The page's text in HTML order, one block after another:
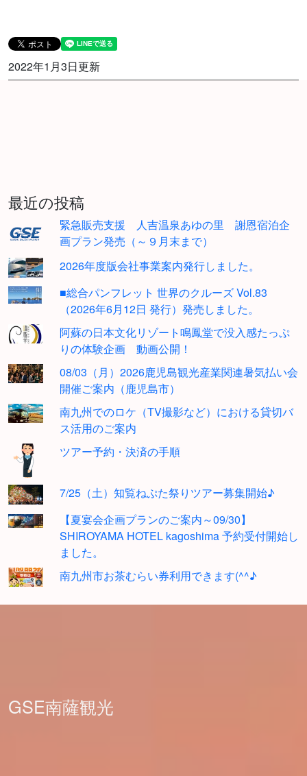
2022年1月3日更新
最近の投稿
緊急販売支援 人吉温泉あゆの里 謝恩宿泊企
画プラン発売（～９月末まで）
2026年度版会社事業案内発行しました。
■総合パンフレット 世界のクルーズ Vol.83
（2026年6月12日 発行）発売しました。
阿蘇の日本文化リゾート鳴鳳堂で没入感たっぷ
りの体験企画 動画公開！
08/03（月）2026鹿児島観光産業関連暑気払い会
開催ご案内（鹿児島市）
南九州でのロケ（TV撮影など）における貸切バ
ス活用のご案内
ツアー予約・決済の手順
7/25（土）知覧ねぷた祭りツアー募集開始♪
【夏宴会企画プランのご案内～09/30】
SHIROYAMA HOTEL kagoshima 予約受付開始し
ました。
南九州市お茶むらい券利用できます(^^♪
GSE南薩観光